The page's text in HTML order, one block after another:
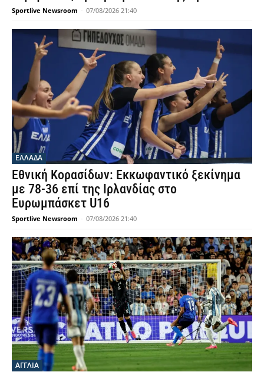
Sportlive Newsroom - 07/08/2026 21:40
ΕΛΛΑΔΑ
Εθνική Κορασίδων: Εκκωφαντικό ξεκίνημα
με 78-36 επί της Ιρλανδίας στο
Ευρωμπάσκετ U16
Sportlive Newsroom - 07/08/2026 21:40
ΑΓΓΛΙΑ